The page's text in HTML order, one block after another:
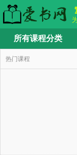
所有课程分类
热门课程